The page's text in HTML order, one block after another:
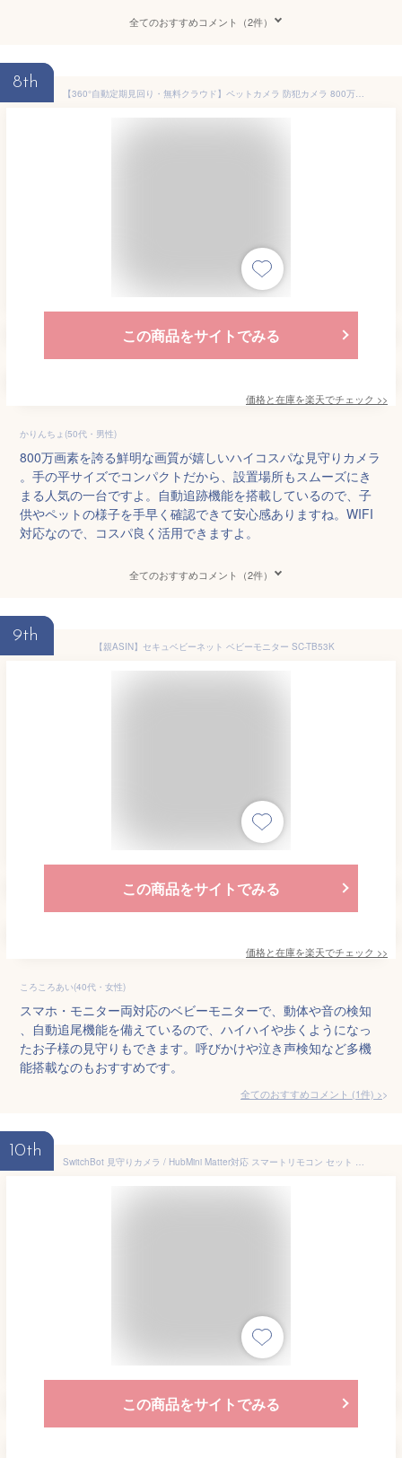
全てのおすすめコメント（2件）
8th
【360°自動定期見回り・無料クラウド】ペットカメラ 防犯カメラ 800万画素 見守りカメラ 自動追跡 動体検知 ベビーカメラ 屋内 アレクサ 高画質 スマホ 室内カメラ 監視カメラ 赤ちゃん 首振り 留守番 介護 ネットワークカメラ 映像共有 遠隔 子供 犬 猫 ieGeek
この商品をサイトでみる
価格と在庫を楽天でチェック >>
かりんちょ(50代・男性)
800万画素を誇る鮮明な画質が嬉しいハイコスパな見守りカメラ
。手の平サイズでコンパクトだから、設置場所もスムーズにき
まる人気の一台ですよ。自動追跡機能を搭載しているので、子
供やペットの様子を手早く確認できて安心感ありますね。WIFI
対応なので、コスパ良く活用できますよ。
全てのおすすめコメント（2件）
9th
【親ASIN】セキュベビーネット ベビーモニター SC-TB53K
この商品をサイトでみる
価格と在庫を楽天でチェック >>
ころころあい(40代・女性)
スマホ・モニター両対応のベビーモニターで、動体や音の検知
、自動追尾機能を備えているので、ハイハイや歩くようになっ
たお子様の見守りもできます。呼びかけや泣き声検知など多機
能搭載なのもおすすめです。
全てのおすすめコメント (1件) >
10th
SwitchBot 見守りカメラ / HubMini Matter対応 スマートリモコン セット # W1801200-GH スイッチボット ハブミニ 【セットでお得】 360度 ペット 赤ちゃん 子供 高齢者 家族 会話できる 首振り アレクサ 遠隔確認 ナイトモード 1080P
この商品をサイトでみる